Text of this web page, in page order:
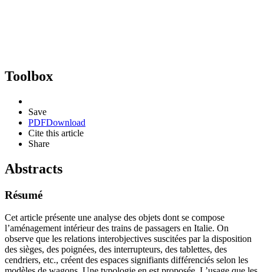
Toolbox
Save
PDFDownload
Cite this article
Share
Abstracts
Résumé
Cet article présente une analyse des objets dont se compose
l’aménagement intérieur des trains de passagers en Italie. On
observe que les relations interobjectives suscitées par la disposition
des sièges, des poignées, des interrupteurs, des tablettes, des
cendriers, etc., créent des espaces signifiants différenciés selon les